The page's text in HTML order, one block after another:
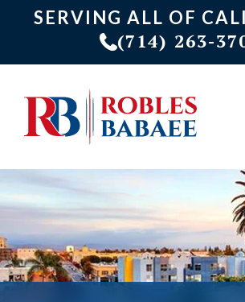
SERVING ALL OF
(714) 263-